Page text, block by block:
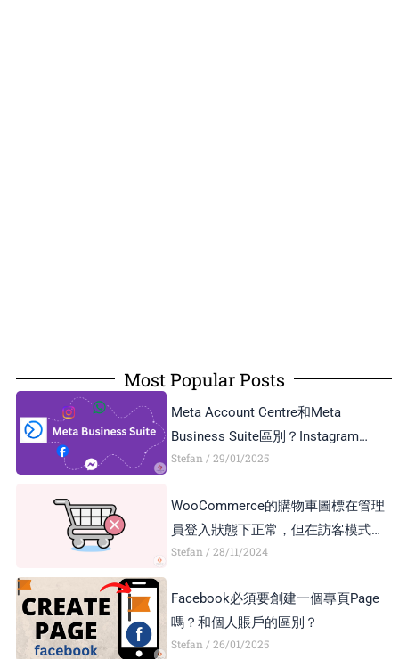
Most Popular Posts
Meta Account Centre和Meta
Business Suite區別？Instagram
Business Account和Creator Account
Stefan 29/01/2025
WooCommerce的購物車圖標在管理
員登入狀態下正常，但在訪客模式下
顯示異常，如何解決？
Stefan 28/11/2024
Facebook必須要創建一個專頁Page
嗎？和個人賬戶的區別？
Stefan 26/01/2025